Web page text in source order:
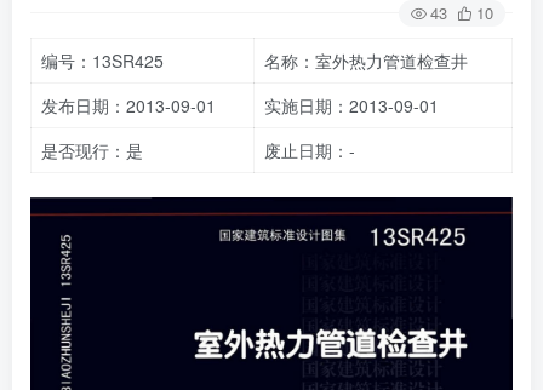
43 10
编号：13SR425
名称：室外热力管道检查井
发布日期：2013-09-01
实施日期：2013-09-01
是否现行：是
废止日期：-